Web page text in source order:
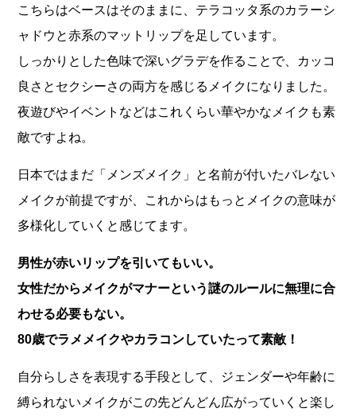
こちらはベースはそのままに、テラコッタ系のカラーシ
ャドウと赤系のマットリップを足しています。
しっかりとした色味で深いグラデを作ることで、カッコ
良さとセクシーさの両方を感じるメイクになりました。
夜遊びやイベントなどはこれくらい華やかなメイクも素
敵ですよね。
日本ではまだ「メンズメイク」と名前が付いたバレない
メイクが前提ですが、これからはもっとメイクの意味が
多様化していくと感じてます。
男性が赤いリップを引いてもいい。
女性だからメイクがマナーという謎のルールに無理に合
わせる必要もない。
80歳でラメメイクやカラコンしていたって素敵！
自分らしさを表現する手段として、ジェンダーや年齢に
縛られないメイクがこの先どんどん広がっていくと楽し